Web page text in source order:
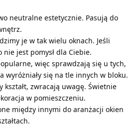
neutralne estetycznie. Pasują do
je w tak wielu oknach. Jeśli
jest pomysł dla Ciebie.
więc sprawdzają się u tych,
wyróżniały się na tle innych w bloku.
kształt, zwracają uwagę. Świetnie
w pomieszczeniu.
między innymi do aranżacji okien